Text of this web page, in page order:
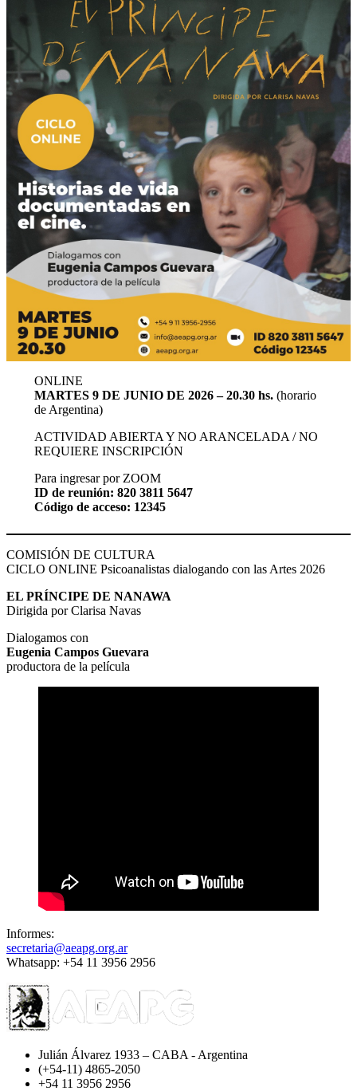
ONLINE
MARTES 9 DE JUNIO DE 2026 – 20.30 hs.(horario
de Argentina)
ACTIVIDAD ABIERTA Y NO ARANCELADA / NO
REQUIERE INSCRIPCIÓN
Para ingresar por ZOOM
ID de reunión: 820 3811 5647
Código de acceso: 12345
COMISIÓN DE CULTURA
CICLO ONLINE Psicoanalistas dialogando con las Artes 2026
EL PRÍNCIPE DE NANAWA
Dirigida por Clarisa Navas
Dialogamos con
Eugenia Campos Guevara
productora de la película
Informes:
secretaria@aeapg.org.ar
Whatsapp: +54 11 3956 2956
Julián Álvarez 1933 – CABA - Argentina
(+54-11) 4865-2050
+54 11 3956 2956